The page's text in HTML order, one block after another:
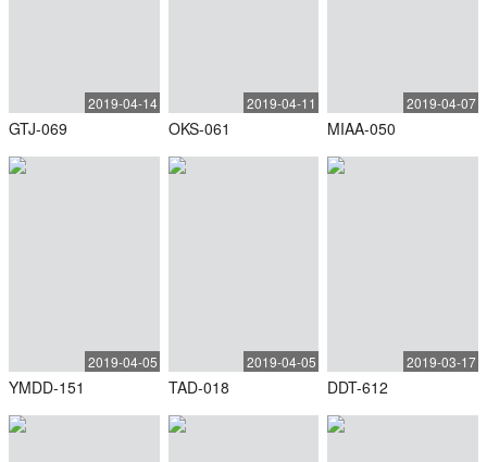
2019-04-14
GTJ-069
2019-04-11
OKS-061
2019-04-07
MIAA-050
2019-04-05
YMDD-151
2019-04-05
TAD-018
2019-03-17
DDT-612